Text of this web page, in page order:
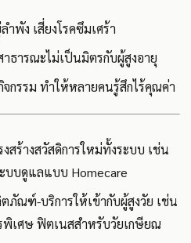
พัง เสี่ยงโรคซึมเศร้า
ธารณะไม่เป็นมิตรกับผู้สูงอายุ
กรรม ทำให้หลายคนรู้สึกไร้คุณค่า
สร้างสวัสดิการใหม่ทั้งระบบ เช่น
บบดูแลแบบ Homecare
ภัณฑ์-บริการให้เข้ากับผู้สูงวัย เช่น
เศษ ฟิตเนสสำหรับวัยเกษียณ